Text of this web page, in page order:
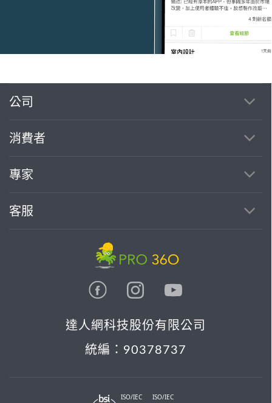
公司
消費者
專家
客服
達人網科技股份有限公司
統編：90378737
ISO/IEC
ISO/IEC
繼續完成